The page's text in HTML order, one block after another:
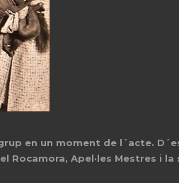
en un moment de l´acte.
Rocamora, Apel·les Mestres i la